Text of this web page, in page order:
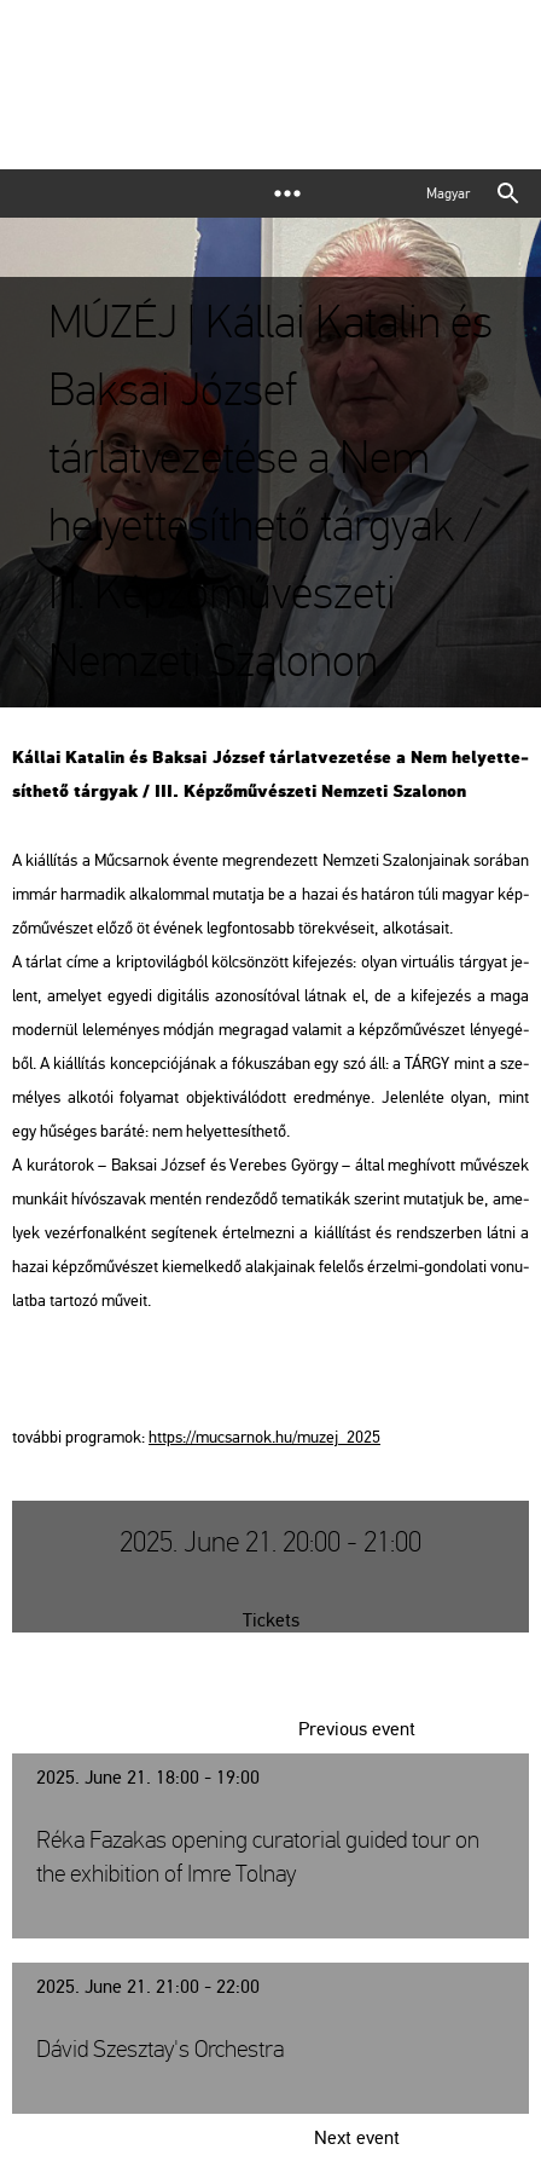
Magyar
MÚZÉJ | Kállai Katalin és
Baksai József
tárlatvezetése a Nem
helyettesíthető tárgyak /
III. Képzőművészeti
Nemzeti Szalonon
Kál­lai Ka­ta­lin és Bak­sai Jó­zsef tár­lat­ve­ze­té­se a Nem he­lyet­te­
sít­he­tő tár­gyak / III. Kép­ző­mű­vé­sze­ti Nem­ze­ti Sza­lo­non
A ki­ál­lí­tás a Mű­csar­nok éven­te meg­ren­de­zett Nem­ze­ti Sza­lon­ja­i­nak so­rá­ban
immár har­ma­dik al­ka­lom­mal mu­tat­ja be a hazai és ha­tá­ron túli ma­gyar kép­
ző­mű­vé­szet előző öt évé­nek leg­fon­to­sabb tö­rek­vé­se­it, al­ko­tá­sa­it.
A tár­lat címe a kript­ovi­lág­ból köl­csön­zött ki­fe­je­zés: olyan vir­tu­á­lis tár­gyat je­
lent, ame­lyet egye­di di­gi­tá­lis azo­no­sí­tó­val lát­nak el, de a ki­fe­je­zés a maga
mo­der­nül le­le­mé­nyes mód­ján meg­ra­gad va­la­mit a kép­ző­mű­vé­szet lé­nye­gé­
ből. A ki­ál­lí­tás kon­cep­ci­ó­já­nak a fó­ku­szá­ban egy szó áll: a TÁRGY mint a sze­
mé­lyes al­ko­tói fo­lya­mat ob­jek­ti­vá­ló­dott ered­mé­nye. Je­len­lé­te olyan, mint
egy hű­sé­ges ba­rá­té: nem he­lyet­te­sít­he­tő.
A ku­rá­to­rok – Bak­sai Jó­zsef és Ve­re­bes György – által meg­hí­vott mű­vé­szek
mun­ká­it hí­vó­sza­vak men­tén ren­de­ző­dő te­ma­ti­kák sze­rint mu­tat­juk be, ame­
lyek ve­zér­fo­nal­ként se­gí­te­nek ér­tel­mez­ni a ki­ál­lí­tást és rend­szer­ben látni a
hazai kép­ző­mű­vé­szet ki­emel­ke­dő alak­ja­i­nak fe­le­lős ér­zel­mi-gon­do­la­ti vo­nu­
lat­ba tar­to­zó mű­ve­it.
to­váb­bi prog­ra­mok:https://​mu­csar­nok.​hu/​mu­zej_​2025
2025. June 21. 20:00 - 21:00
Tickets
2025. June 21. 18:00 - 19:00
Previous event
Réka Fazakas opening curatorial guided tour on
the exhibition of Imre Tolnay
2025. June 21. 21:00 - 22:00
Next event
Dávid Szesztay's Orchestra